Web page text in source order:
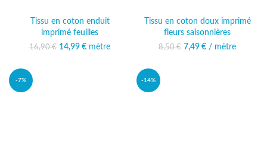
Tissu en coton enduit
imprimé feuilles
16,90€ Le prix initial était :
14,99 €
Le prix
mètre
Tissu en coton doux imprimé
fleurs saisonnières
8,50€
Le prix initial était :
7,49 € Le prix actuel
/ mètre
-7% -14%